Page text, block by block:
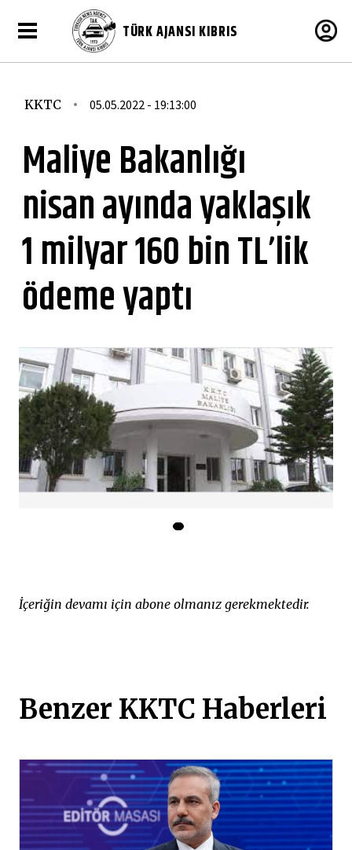
TÜRK AJANSI KIBRIS
KKTC 05.05.2022 - 19:13:00
Maliye Bakanlığı
nisan ayında yaklaşık
1 milyar 160 bin TL’lik
ödeme yaptı
İçeriğin devamı için abone olmanız gerekmektedir.
Benzer KKTC Haberleri